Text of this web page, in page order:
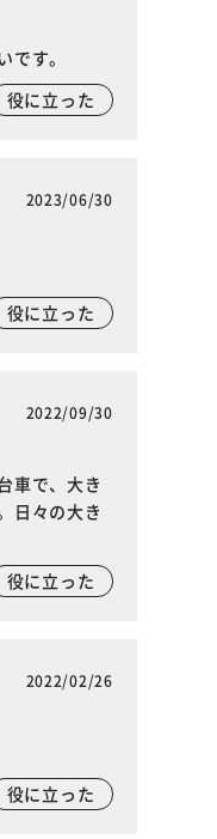
す。
役に立った
2023/06/30
役に立った
2022/09/30
車で、大き
日々の大き
役に立った
2022/02/26
役に立った